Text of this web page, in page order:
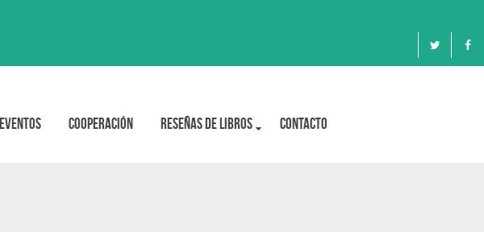
Eventos Cooperación Reseñas de libros Contacto